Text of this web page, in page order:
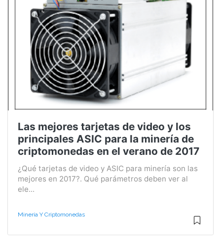
Las mejores tarjetas de video y los
principales ASIC para la minería de
criptomonedas en el verano de 2017
¿Qué tarjetas de video y ASIC para minería son las
mejores en 2017?. Qué parámetros deben ver al
ele...
Minería Y Criptomonedas